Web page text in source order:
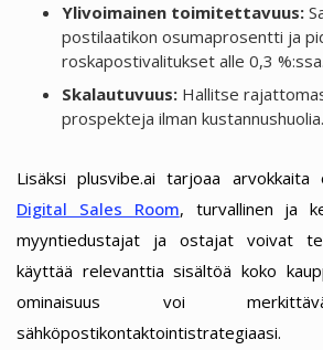
Ylivoimainen toimitettavuus:
postilaatikon osumaprosentti ja
roskapostivalitukset alle 0,3 %:ssa.
Skalautuvuus:Hallitse
prospekteja ilman kustannushuolia.
Lisäksi plusvibe.ai tarjoaa arvokkaita
Digital Sales Room, turvallinen ja
myyntiedustajat ja ostajat voivat
käyttää relevanttia sisältöä koko
ominaisuus voi
sähköpostikontaktointistrategiaasi.